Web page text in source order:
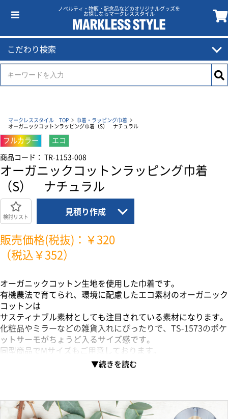
ノベルティ・物販・記念品などのオリジナルグッズを
お探しならマークレススタイル
こだわり検索
マークレススタイル TOP
巾着・ラッピング巾着
オーガニックコットンラッピング巾着（S） ナチュラル
フルカラー エコ
商品コード： TR-1153-008
オーガニックコットンラッピング巾着
（S） ナチュラル
検討リスト
見積り作成
販売価格(税抜)：￥320
（税込￥352）
オーガニックコットン生地を使用した巾着です。
有機農法で育てられ、環境に配慮したエコ素材のオーガニック
コットンは
サスティナブル素材としても注目されている素材になります。
化粧品やミラーなどの雑貨入れにぴったりで、TS-1573のポケ
ットサーモがちょうど入るサイズ感です。
同型商品でMサイズもご用意しております。
ワンポイント印刷で企業ロゴを名入れすれば販促効果もばっち